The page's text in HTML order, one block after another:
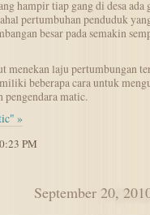
hampir tiap gang di desa ada
pertumbuhan penduduk
besar pada semakin
laju pertumbungan
beberapa cara untuk
pengendara matic.
»
PM
September 20,